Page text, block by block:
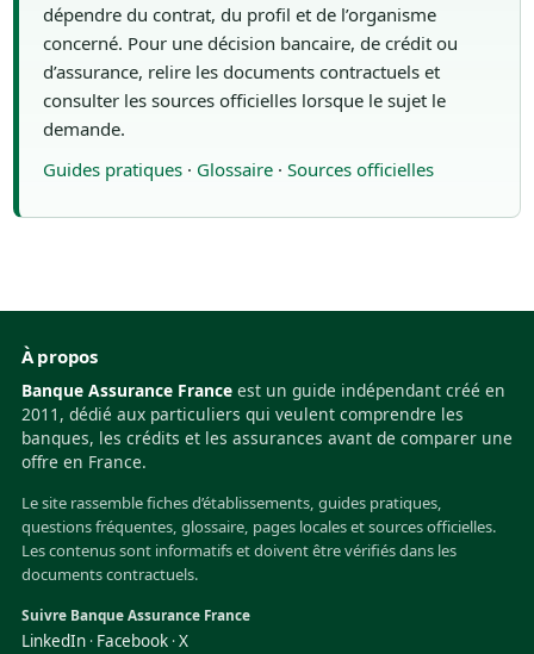
dépendre du contrat, du profil et de l’organisme
concerné. Pour une décision bancaire, de crédit ou
d’assurance, relire les documents contractuels et
consulter les sources officielles lorsque le sujet le
demande.
Guides pratiques· Glossaire· Sources officielles
À propos
Banque Assurance France est un guide indépendant créé en
2011, dédié aux particuliers qui veulent comprendre les
banques, les crédits et les assurances avant de comparer une
offre en France.
Le site rassemble fiches d’établissements, guides pratiques,
questions fréquentes, glossaire, pages locales et sources officielles.
Les contenus sont informatifs et doivent être vérifiés dans les
documents contractuels.
Suivre Banque Assurance France
LinkedIn · Facebook ·X